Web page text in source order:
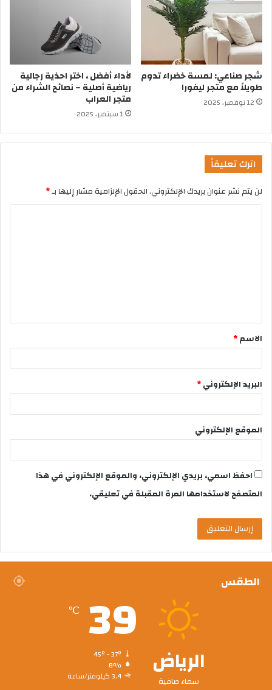
شجر صناعي: لمسة خضراء تدوم
طويلاً مع متجر ليفورا
12 نوفمبر، 2025
لأداء أفضل ، اختر احذية رجالية
رياضية أصلية – نصائح الشراء من
متجر العراب
1 سبتمبر، 2025
اترك تعليقاً
لن يتم نشر عنوان بريدك الإلكتروني.الحقول الإلزامية مشار إليها بـ*
الاسم*
البريد الإلكتروني*
الموقع الإلكتروني
احفظ اسمي، بريدي الإلكتروني، والموقع الإلكتروني في هذا
المتصفح لاستخدامها المرة المقبلة في تعليقي.
الطقس
الرياض
سماء صافية
39
℃
8%
3.4 كيلومتر/ساعة